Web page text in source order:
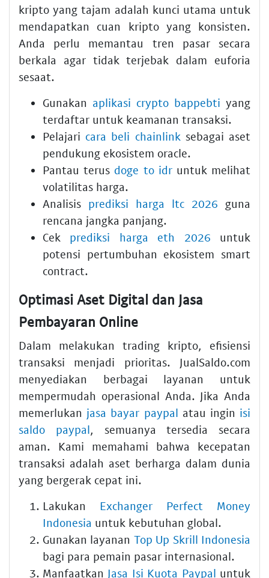
kripto yang tajam adalah kunci utama untuk
mendapatkan cuan kripto yang konsisten.
Anda perlu memantau tren pasar secara
berkala agar tidak terjebak dalam euforia
sesaat.
Gunakan aplikasi crypto bappebti yang
terdaftar untuk keamanan transaksi.
Pelajari cara beli chainlinksebagai aset
pendukung ekosistem oracle.
Pantau terus doge to idruntuk melihat
volatilitas harga.
Analisis prediksi harga ltc 2026 guna
rencana jangka panjang.
Cek prediksi harga eth 2026 untuk
potensi pertumbuhan ekosistem smart
contract.
Optimasi Aset Digital dan Jasa
Pembayaran Online
Dalam melakukan trading kripto, efisiensi
transaksi menjadi prioritas. JualSaldo.com
menyediakan berbagai layanan untuk
mempermudah operasional Anda. Jika Anda
memerlukan jasa bayar paypal atau ingin isi
saldo paypal, semuanya tersedia secara
aman. Kami memahami bahwa kecepatan
transaksi adalah aset berharga dalam dunia
yang bergerak cepat ini.
Lakukan Exchanger Perfect Money
Indonesia untuk kebutuhan global.
Gunakan layanan Top Up Skrill Indonesia
bagi para pemain pasar internasional.
Manfaatkan Jasa Isi Kuota Paypal untuk